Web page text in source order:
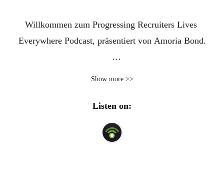
Willkommen zum Progressing Recruiters Lives
Everywhere Podcast, präsentiert von Amoria Bond.
Von den ersten Wochen des Trainings bis hin zu den
lebensverändernden Erfolgsgeschichten unserer Recruiter
und Recruiterinnen.
Show more >>
Listen on: